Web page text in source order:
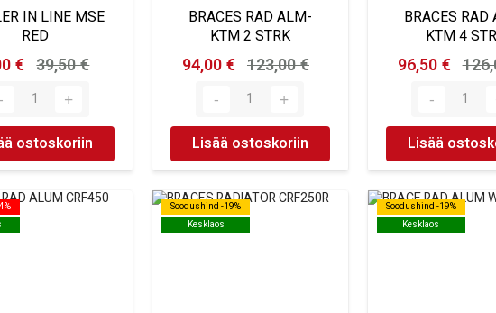
IN LINE MSE
RED
€ 39,50 €
ostoskoriin
BRACES RAD ALM-
KTM 2 STRK
94,00 € 123,00 €
Lisää ostoskoriin
BRACES RAD
KTM 4
96,50 €
Lisää
Soodushind -19%
Kesklaos
Soodushind -19%
Kesklaos
Soodushind -19%
Kesklaos
Soodushind -19%
Kesklaos